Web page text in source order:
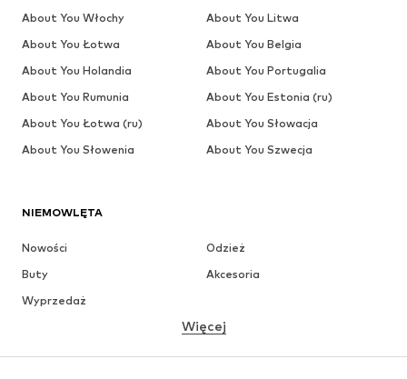
NIEMOWLĘTA
Nowości
Odzież
Buty
Akcesoria
Wyprzedaż
Więcej
About You Włochy
About You Litwa
About You Łotwa
About You Belgia
About You Holandia
About You Portugalia
About You Rumunia
About You Estonia (ru)
About You Łotwa (ru)
About You Słowacja
About You Słowenia
About You Szwecja